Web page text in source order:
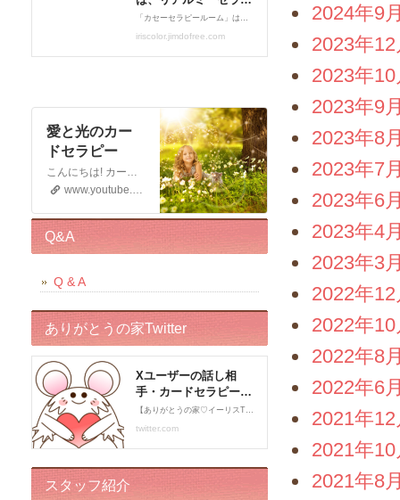
2024年9
2023年12
2023年10
2023年9
2023年8
2023年7
2023年6
2023年4
2023年3
2022年12
2022年10
2022年8
2022年6
2021年12
2021年10
2021年8
愛と光のカー
ドセラピー
こんにちは! カードセラピストのイーリスです 電話鑑定、メール鑑定などをしております お仕事の宣伝もさせていただく 動画です。 この動画が少しでもお役に立てると幸いです。 申し訳ございませんが このチャンネルではコメントの受付はしておりません。 ライブドアブログの方に入れていただくと幸いです。 末永くよろしくお願いいたします!
www.youtube.com
Q&A
Q & A
ありがとうの家Twitter
スタッフ紹介